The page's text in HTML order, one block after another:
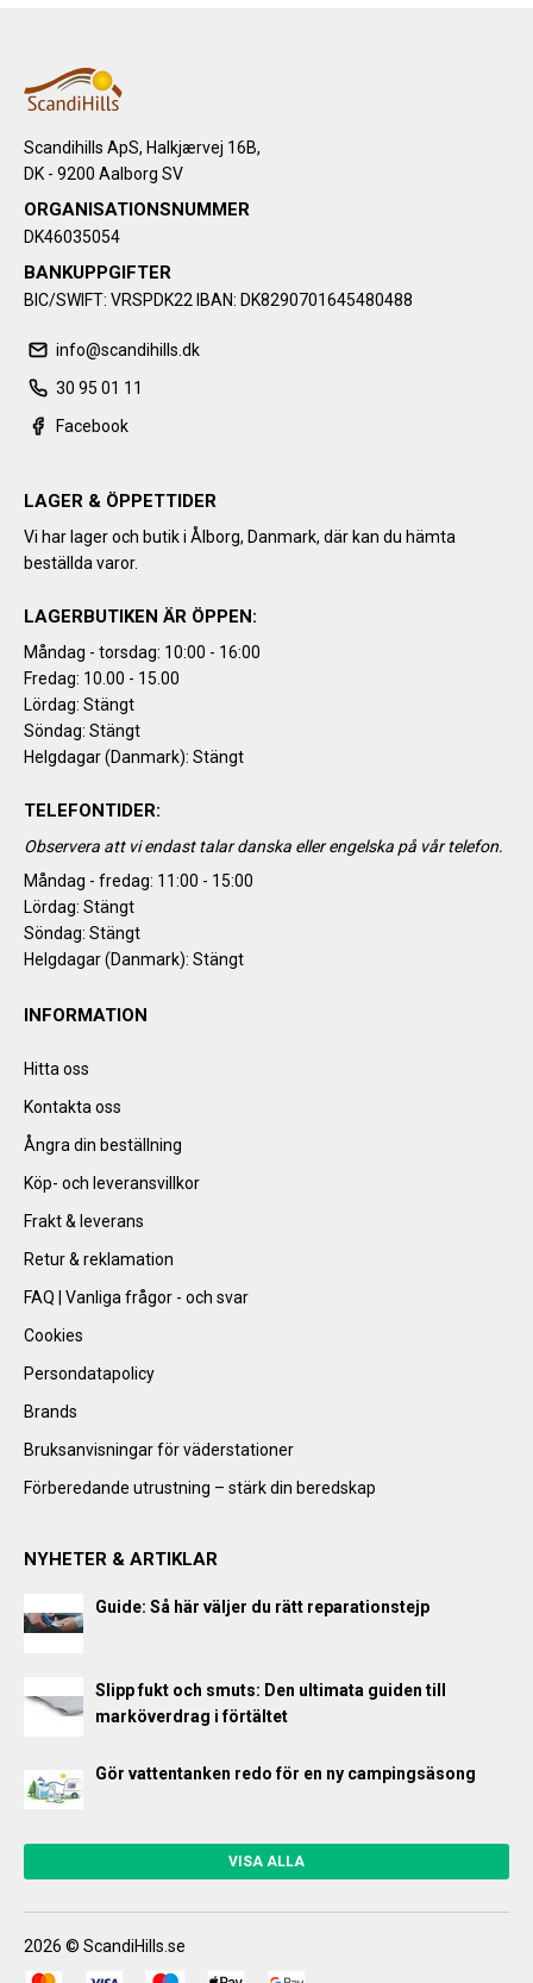
Scandihills ApS, Halkjærvej 16B,
DK - 9200 Aalborg SV
ORGANISATIONSNUMMER
DK46035054
BANKUPPGIFTER
BIC/SWIFT: VRSPDK22 IBAN: DK8290701645480488
info@scandihills.dk
30 95 01 11
Facebook
LAGER & ÖPPETTIDER
Vi har lager och butik i Ålborg, Danmark, där kan du hämta
beställda varor.
LAGERBUTIKEN ÄR ÖPPEN:
Måndag - torsdag: 10:00 - 16:00
Fredag: 10.00 - 15.00
Lördag: Stängt
Söndag: Stängt
Helgdagar (Danmark): Stängt
TELEFONTIDER:
Observera att vi endast talar danska eller engelska på vår telefon.
Måndag - fredag: 11:00 - 15:00
Lördag: Stängt
Söndag: Stängt
Helgdagar (Danmark): Stängt
INFORMATION
Hitta oss
Kontakta oss
Ångra din beställning
Köp- och leveransvillkor
Frakt & leverans
Retur & reklamation
FAQ | Vanliga frågor - och svar
Cookies
Persondatapolicy
Brands
Bruksanvisningar för väderstationer
Förberedande utrustning – stärk din beredskap
NYHETER & ARTIKLAR
Guide: Så här väljer du rätt reparationstejp
Slipp fukt och smuts: Den ultimata guiden till
marköverdrag i förtältet
Gör vattentanken redo för en ny campingsäsong
VISA ALLA
2026 © ScandiHills.se